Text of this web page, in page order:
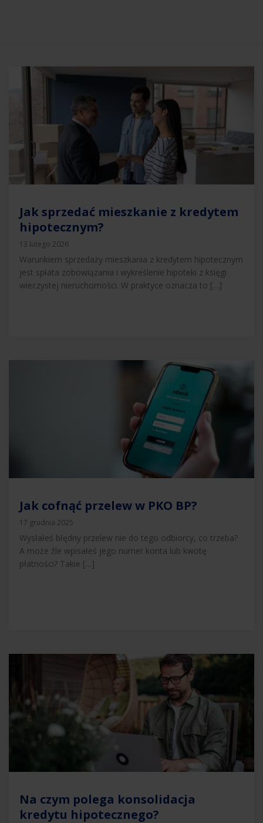
Jak sprzedać mieszkanie z kredytem
hipotecznym?
13 lutego 2026
Warunkiem sprzedaży mieszkania z kredytem hipotecznym
jest spłata zobowiązania i wykreślenie hipoteki z księgi
wieczystej nieruchomości. W praktyce oznacza to […]
Jak cofnąć przelew w PKO BP?
17 grudnia 2025
Wysłałeś błędny przelew nie do tego odbiorcy, co trzeba?
A może źle wpisałeś jego numer konta lub kwotę
płatności? Takie […]
Na czym polega konsolidacja
kredytu hipotecznego?